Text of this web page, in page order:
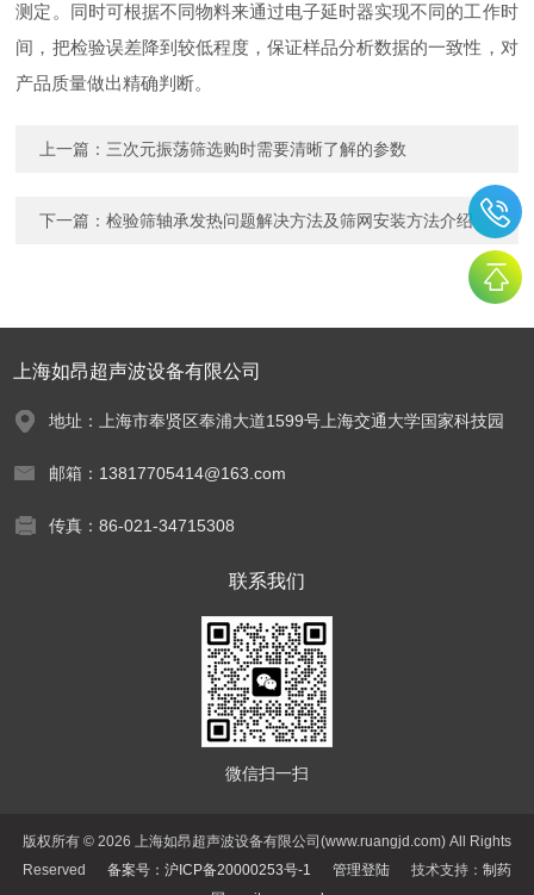
测定。同时可根据不同物料来通过电子延时器实现不同的工作时
间，把检验误差降到较低程度，保证样品分析数据的一致性，对
产品质量做出精确判断。
上一篇： 三次元振荡筛选购时需要清晰了解的参数
下一篇：检验筛轴承发热问题解决方法及筛网安装方法介绍
上海如昂超声波设备有限公司
地址：上海市奉贤区奉浦大道1599号上海交通大学国家科技园
邮箱：13817705414@163.com
传真：86-021-34715308
联系我们
微信扫一扫
版权所有 © 2026 上海如昂超声波设备有限公司(www.ruangjd.com) All Rights
Reserved 备案号：沪ICP备20000253号-1 管理登陆 技术支持： 制药